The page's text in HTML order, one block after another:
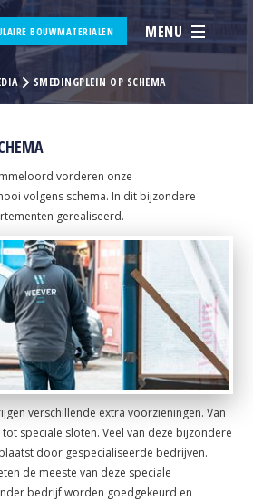
BOUWMATERIALEN MENU
SMEDINGPLEIN OP SCHEMA
vorderen onze
volgens schema. In dit bijzondere
gerealiseerd.
verschillende extra voorzieningen. Van
speciale sloten. Veel van deze bijzondere
door gespecialiseerde bedrijven.
de meeste van deze speciale
bedrijf worden goedgekeurd en